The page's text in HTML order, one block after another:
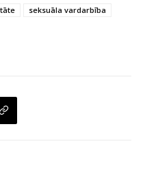
seksuāla vardarbība